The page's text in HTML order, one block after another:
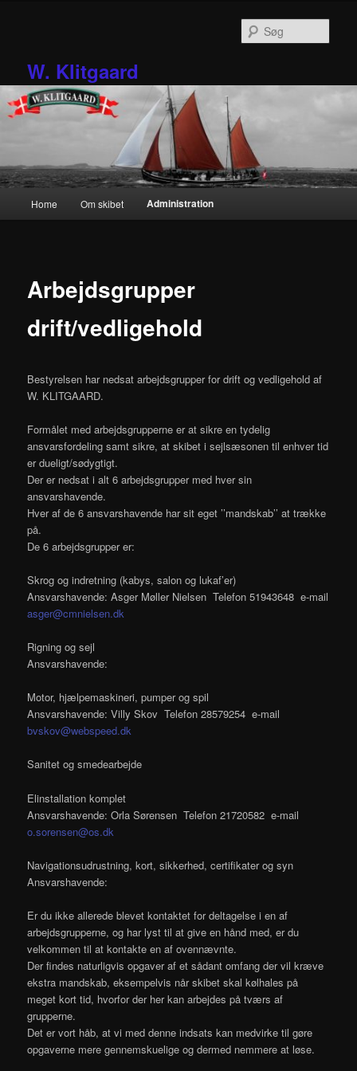
W. Klitgaard
Home Om skibet Administration
Arbejdsgrupper
drift/vedligehold
Bestyrelsen har nedsat arbejdsgrupper for drift og vedligehold af
W. KLITGAARD.
Formålet med arbejdsgrupperne er at sikre en tydelig
ansvarsfordeling samt sikre, at skibet i sejlsæsonen til enhver tid
er dueligt/sødygtigt.
Der er nedsat i alt 6 arbejdsgrupper med hver sin
ansvarshavende.
Hver af de 6 ansvarshavende har sit eget ’’mandskab’’ at trække
på.
De 6 arbejdsgrupper er:
Skrog og indretning (kabys, salon og lukaf’er)
Ansvarshavende: Asger Møller Nielsen Telefon 51943648 e-mail
asger@cmnielsen.dk
Rigning og sejl
Ansvarshavende:
Motor, hjælpemaskineri, pumper og spil
Ansvarshavende: Villy Skov Telefon 28579254 e-mail
bvskov@webspeed.dk
Sanitet og smedearbejde
Elinstallation komplet
Ansvarshavende: Orla Sørensen Telefon 21720582 e-mail
o.sorensen@os.dk
Navigationsudrustning, kort, sikkerhed, certifikater og syn
Ansvarshavende:
Er du ikke allerede blevet kontaktet for deltagelse i en af
arbejdsgrupperne, og har lyst til at give en hånd med, er du
velkommen til at kontakte en af ovennævnte.
Der findes naturligvis opgaver af et sådant omfang der vil kræve
ekstra mandskab, eksempelvis når skibet skal kølhales på
meget kort tid, hvorfor der her kan arbejdes på tværs af
grupperne.
Det er vort håb, at vi med denne indsats kan medvirke til gøre
opgaverne mere gennemskuelige og dermed nemmere at løse.